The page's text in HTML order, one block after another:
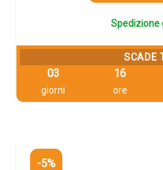
Spedizione
SCADE
03
giorni
16
ore
-5%